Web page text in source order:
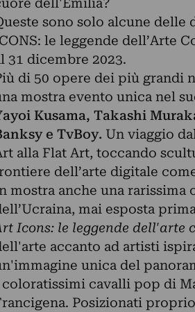
sono solo alcune delle
le leggende dell’Arte
31 dicembre 2023.
di 50 opere dei più grandi
mostra evento unica nel
Kusama, Takashi
e TvBoy. Un viaggio
alla Flat Art, toccando
dell’arte digitale
mostra anche una rarissima
mai esposta
Icons: le leggende dell'arte
accanto ad artisti
unica del
cavalli pop di
Posizionati